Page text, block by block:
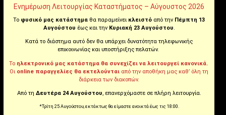
Youtube
Tiktok
NEWSLETTER!
Ενημέρωση Λειτουργίας Καταστήματος – Αύγουστος 2026
Το φυσικό μας κατάστημα θα παραμείνει κλειστό από την Πέμπτη 13
Αυγούστου έως και τηνΚυριακή 23 Αυγούστου.
Κατά το διάστημα αυτό δεν θα υπάρχει δυνατότητα τηλεφωνικής
επικοινωνίας και υποστήριξης πελατών.
Το ηλεκτρονικό μας κατάστημα θα συνεχίζει να λειτουργεί κανονικά.
Οι online παραγγελίες θα εκτελούνται από την αποθήκη μας καθ’ όλη τη
διάρκεια των διακοπών.
Από τη Δευτέρα 24 Αυγούστου, επανερχόμαστε σε πλήρη λειτουργία.
*Τρίτη 25 Αυγούστου, εκτάκτως θα είμαστε ανοικτά έως τις 18:00.